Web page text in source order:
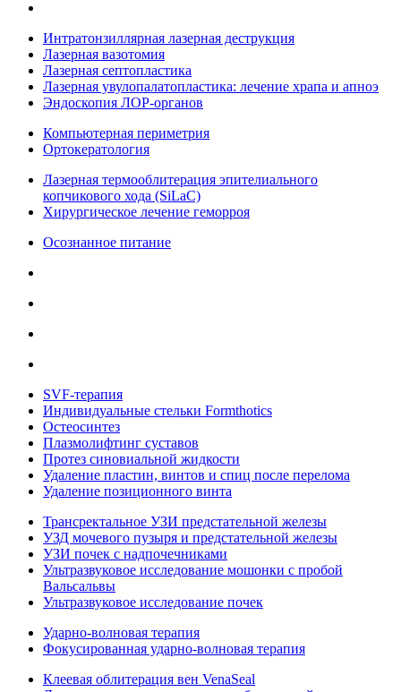
Интратонзиллярная лазерная деструкция
Лазерная вазотомия
Лазерная септопластика
Лазерная увулопалатопластика: лечение храпа и апноэ
Эндоскопия ЛОР-органов
Компьютерная периметрия
Ортокератология
Лазерная термооблитерация эпителиального
копчикового хода (SiLaC)
Хирургическое лечение геморроя
Осознанное питание
SVF-терапия
Индивидуальные стельки Formthotics
Остеосинтез
Плазмолифтинг суставов
Протез синовиальной жидкости
Удаление пластин, винтов и спиц после перелома
Удаление позиционного винта
Трансректальное УЗИ предстательной железы
УЗД мочевого пузыря и предстательной железы
УЗИ почек с надпочечниками
Ультразвуковое исследование мошонки с пробой
Вальсальвы
Ультразвуковое исследование почек
Ударно-волновая терапия
Фокусированная ударно-волновая терапия
Клеевая облитерация вен VenaSeal